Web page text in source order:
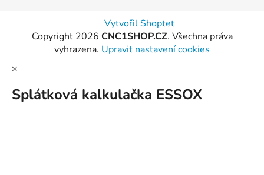
Vytvořil Shoptet
Copyright 2026 CNC1SHOP.CZ. Všechna práva
vyhrazena. Upravit nastavení cookies
×
Splátková kalkulačka ESSOX